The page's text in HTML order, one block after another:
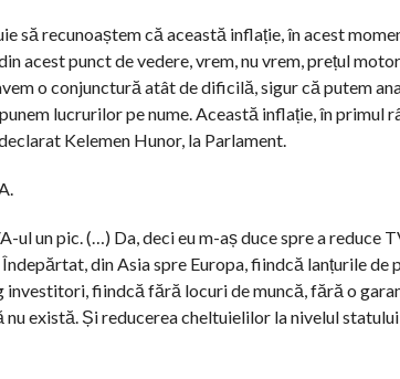
să recunoaștem că această inflație, în acest
acest punct de vedere, vrem, nu vrem, prețul
o conjunctură atât de dificilă, sigur că putem
lucrurilor pe nume. Această inflație, în primul
Kelemen Hunor, la Parlament.
ul un pic. (…) Da, deci eu m-aș duce spre a reduce
din Asia spre Europa, fiindcă lanțurile de
fiindcă fără locuri de muncă, fără o
există. Și reducerea cheltuielilor la nivelul statului